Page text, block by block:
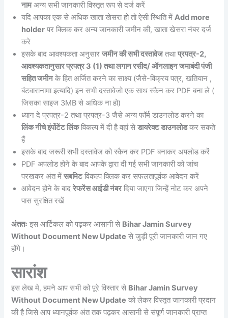
नामअन्य सभी जानकारी विस्तृत रूप से दर्ज करें
यदि आपका एक से अधिक खाता खेसरा हो तो ऐसी स्थिति मेंAdd more
holder पर क्लिक कर अन्य जानकारी जमीन की, खाता खेसरा नंबर दर्ज
करे
इसके बाद आवश्यकता अनुसारजमीन की सभी दस्तावेजतथाप्रपत्र-2,
आवश्यकतानुसार प्रपत्र 3 (1) तथा लगान रसीद/ ऑनलाइन जमाबंदी पंजी
सहित जमीनके हित अर्जित करने का साक्ष्य (जैसे-विक्रय पत्र, खतियान ,
बंटवारानामा इत्यादि) इन सभी दस्तावेजो एक साथ स्कैन कर PDF बना ले (
जिसका साइज 3MB से अधिक ना हो)
ध्यान दे प्रपत्र-2 तथा प्रपत्र-3 जैसे अन्य फॉर्म डाउनलोड करने का
लिंक नीचे इंर्पोटेंट लिंकविकल्प में दी है वहां सेडायरेक्ट डाउनलोडकर सकते
हैं
इसके बाद जरूरी सभी दस्तावेज को स्कैन कर PDF बनाकर अपलोड करें
PDF अपलोड होने के बाद आपके द्वारा दी गई सभी जानकारी को जांच
परखकर अंत मेंसबमिटविकल्प क्लिक कर सफलतापूर्वक आवेदन करें
आवेदन होने के बादरेफरेंस आईडी नंबरदिया जाएगा जिन्हें नोट कर अपने
पास सुरक्षित रखें
अंततः इस आर्टिकल को पढ़कर आसानी से Bihar Jamin Survey
Without Document New Update से जुड़ी पूरी जानकारी जान गए
होंगे।
सारांश
इस लेख मे, हमने आप सभी को पूरे विस्तार से Bihar Jamin Survey
Without Document New Update को लेकर विस्तृत जानकारी प्रदान
की है जिसे आप ध्यानपूर्वक अंत तक पढ़कर आसानी से संपूर्ण जानकारी प्राप्त